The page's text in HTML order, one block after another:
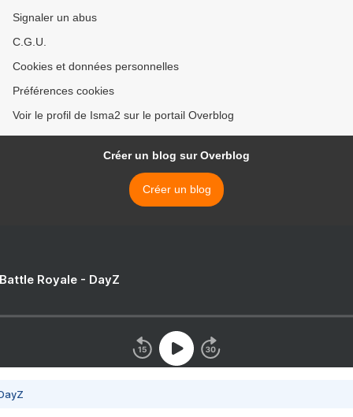
Signaler un abus
C.G.U.
Cookies et données personnelles
Préférences cookies
Voir le profil de Isma2 sur le portail Overblog
Créer un blog sur Overblog
Créer un blog
Royale - DayZ